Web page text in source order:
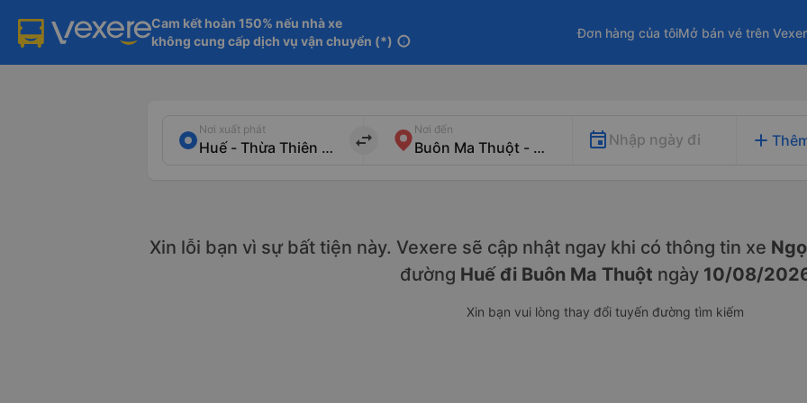
Cam kết hoàn 150% nếu nhà xe
không cung cấp dịch vụ vận chuyển (*) info
Đơn hàng của tôiMở bán vé trên
Nơi xuất phát
import_export
Nơi đến
Nhập ngày đi add
Xin lỗi bạn vì sự bất tiện này. Vexere sẽ cập nhật ngay khi có thông tin xe
đường Huế đi Buôn Ma Thuột ngày 10/08/
Xin bạn vui lòng thay đổi tuyến đường tìm kiếm